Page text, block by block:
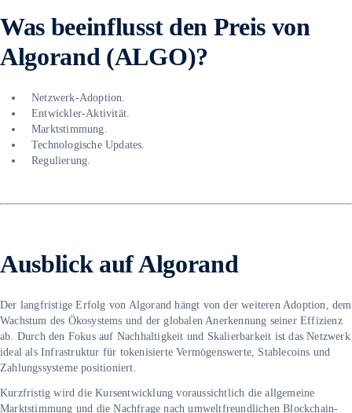
Was beeinflusst den Preis von
Algorand (ALGO)?
Netzwerk-Adoption.
Entwickler-Aktivität.
Marktstimmung.
Technologische Updates.
Regulierung.
Ausblick auf Algorand
Der langfristige Erfolg von Algorand hängt von der weiteren Adoption, dem
Wachstum des Ökosystems und der globalen Anerkennung seiner Effizienz
ab. Durch den Fokus auf Nachhaltigkeit und Skalierbarkeit ist das Netzwerk
ideal als Infrastruktur für tokenisierte Vermögenswerte, Stablecoins und
Zahlungssysteme positioniert.
Kurzfristig wird die Kursentwicklung voraussichtlich die allgemeine
Marktstimmung und die Nachfrage nach umweltfreundlichen Blockchain-